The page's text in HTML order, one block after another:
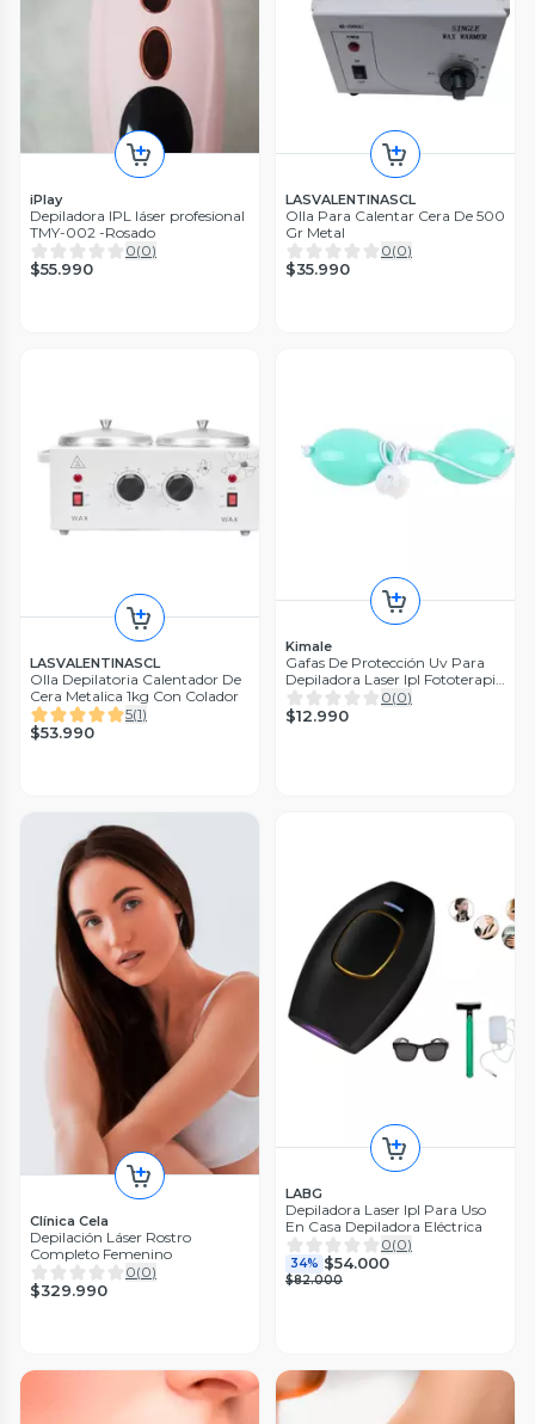
iPlay
Depiladora IPL láser profesional
TMY-002 -Rosado
0(0)
$55.990
LASVALENTINASCL
Olla Para Calentar Cera De 500
Gr Metal
0(0)
$35.990
LASVALENTINASCL
Olla Depilatoria Calentador De
Cera Metalica 1kg Con Colador
5(1)
$53.990
Kimale
Gafas De Protección Uv Para
Depiladora Laser Ipl Fototerapia
Cian
0(0)
$12.990
Clínica Cela
Depilación Láser Rostro
Completo Femenino
0(0)
$329.990
LABG
Depiladora Laser Ipl Para Uso
En Casa Depiladora Eléctrica
0(0)
34% $54.000
$82.000